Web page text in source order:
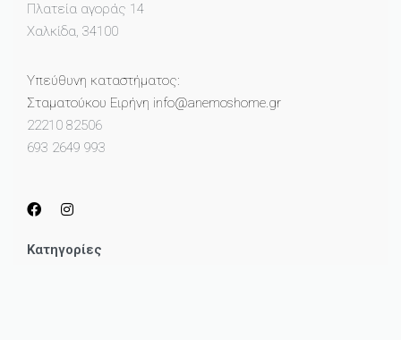
Πλατεία αγοράς 14
Χαλκίδα, 34100
Υπεύθυνη καταστήματος:
Σταματούκου Ειρήνη info@anemoshome.gr
22210 82506
693 2649 993
Κατηγορίες